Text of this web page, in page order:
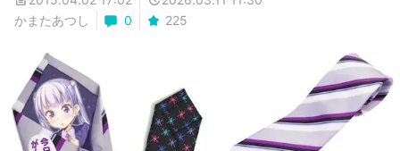
かまたあつし
0 225